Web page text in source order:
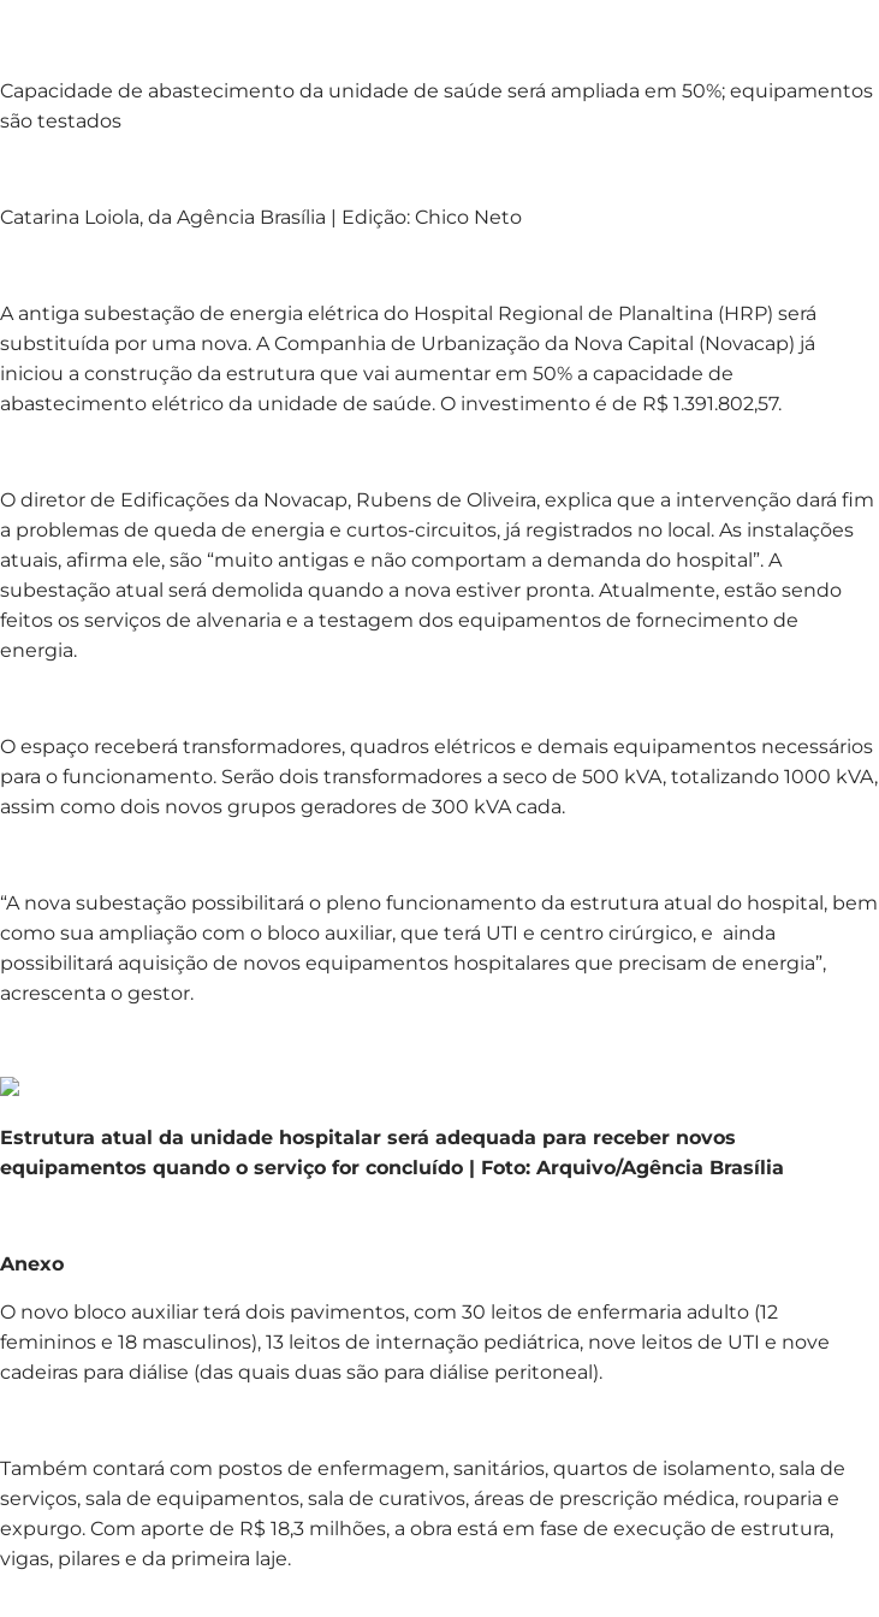
Capacidade de abastecimento da unidade de saúde será ampliada em 50%; equipamentos
são testados
Catarina Loiola, da Agência Brasília | Edição: Chico Neto
A antiga subestação de energia elétrica do Hospital Regional de Planaltina (HRP) será
substituída por uma nova. A Companhia de Urbanização da Nova Capital (Novacap) já
iniciou a construção da estrutura que vai aumentar em 50% a capacidade de
abastecimento elétrico da unidade de saúde. O investimento é de R$ 1.391.802,57.
‌O diretor de Edificações da Novacap, Rubens de Oliveira, explica que a intervenção dará fim
a problemas de queda de energia e curtos-circuitos, já registrados no local. As instalações
atuais, afirma ele, são “muito antigas e não comportam a demanda do hospital”. A
subestação atual será demolida quando a nova estiver pronta. Atualmente, estão sendo
feitos os serviços de alvenaria e a testagem dos equipamentos de fornecimento de
energia.
‌O espaço receberá transformadores, quadros elétricos e demais equipamentos necessários
para o funcionamento. Serão dois transformadores a seco de 500 kVA, totalizando 1000 kVA,
assim como dois novos grupos geradores de 300 kVA cada.
“A nova subestação possibilitará o pleno funcionamento da estrutura atual do hospital, bem
como sua ampliação com o bloco auxiliar, que terá UTI e centro cirúrgico, e ainda
possibilitará aquisição de novos equipamentos hospitalares que precisam de energia”,
acrescenta o gestor.
Estrutura atual da unidade hospitalar será adequada para receber novos
equipamentos quando o serviço for concluído | Foto: Arquivo/Agência Brasília
Anexo
O novo bloco auxiliar terá dois pavimentos, com 30 leitos de enfermaria adulto (12
femininos e 18 masculinos), 13 leitos de internação pediátrica, nove leitos de UTI e nove
cadeiras para diálise (das quais duas são para diálise peritoneal).
Também contará com postos de enfermagem, sanitários, quartos de isolamento, sala de
serviços, sala de equipamentos, sala de curativos, áreas de prescrição médica, rouparia e
expurgo. Com aporte de R$ 18,3 milhões, a obra está em fase de execução de estrutura,
vigas, pilares e da primeira laje.